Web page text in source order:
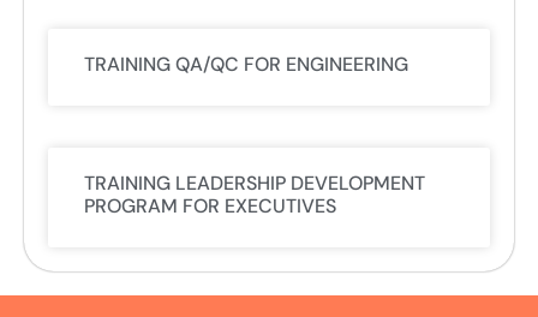
TRAINING QA/QC FOR ENGINEERING
TRAINING LEADERSHIP DEVELOPMENT
PROGRAM FOR EXECUTIVES